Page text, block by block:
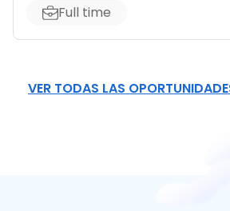
Full time
VER TODAS LAS